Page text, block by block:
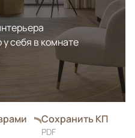
у себя в комнате
Сохранить КП
PDF